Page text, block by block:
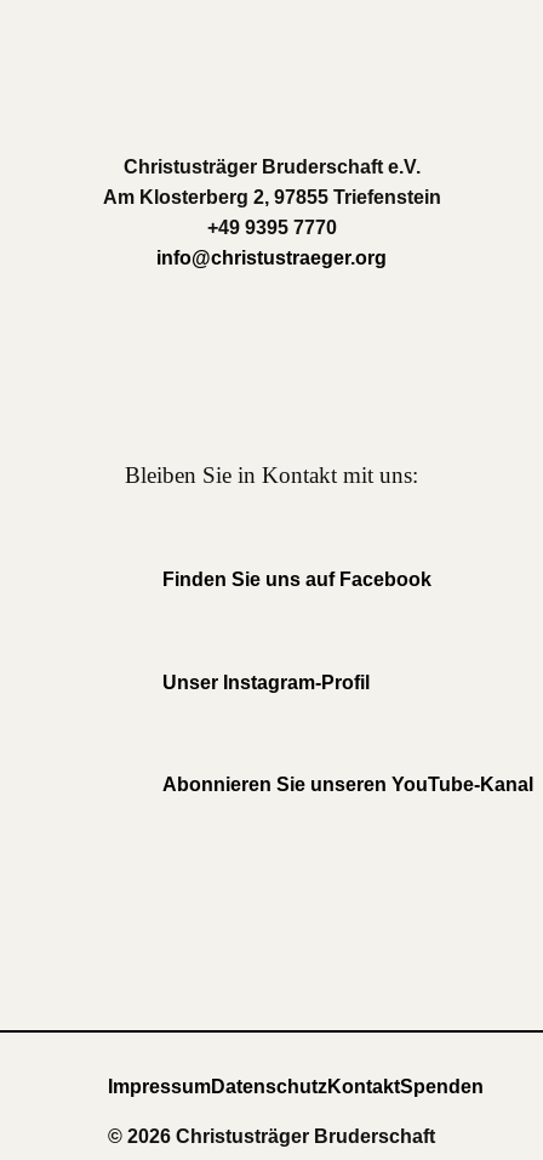
Christusträger Bruderschaft e.V.
Am Klosterberg 2, 97855 Triefenstein
+49 9395 7770
info@christustraeger.org
Bleiben Sie in Kontakt mit uns:
Finden Sie uns auf Facebook
Unser Instagram-Profil
Abonnieren Sie unseren YouTube-Kanal
ImpressumDatenschutzKontaktSpenden
© 2026 Christusträger Bruderschaft